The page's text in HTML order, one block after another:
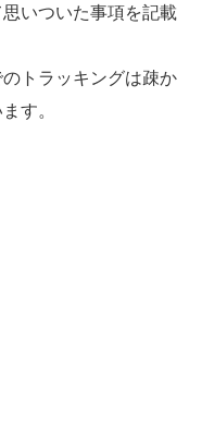
いついた事項を記載
トラッキングは疎か
す。